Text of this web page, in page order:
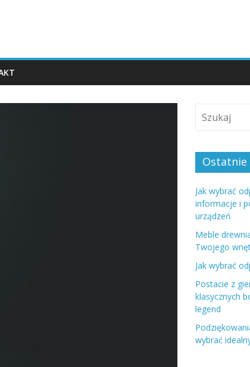
Ostatnie
Jak wybrać
informacje i
urządzeń
Meble
Twojego
Jak wybrać
Postacie z
klasycznych
legend
wybrać